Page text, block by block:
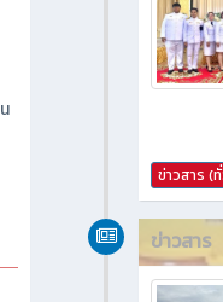
ข่าวสาร
ข่าวสาร (